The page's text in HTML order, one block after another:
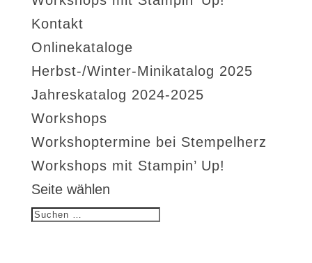
Kontakt
Onlinekataloge
Herbst-/Winter-Minikatalog 2025
Jahreskatalog 2024-2025
Workshops
Workshoptermine bei Stempelherz
Workshops mit Stampin’ Up!
Seite wählen